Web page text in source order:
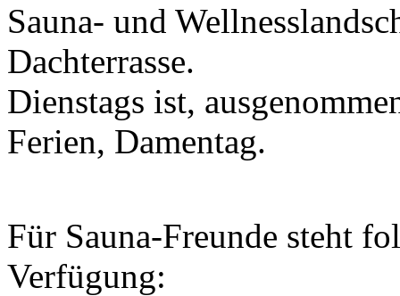
Sauna- und
Dachterrasse.
Dienstags ist,
Ferien, Damentag.
Für Sauna-Freunde steht
Verfügung: